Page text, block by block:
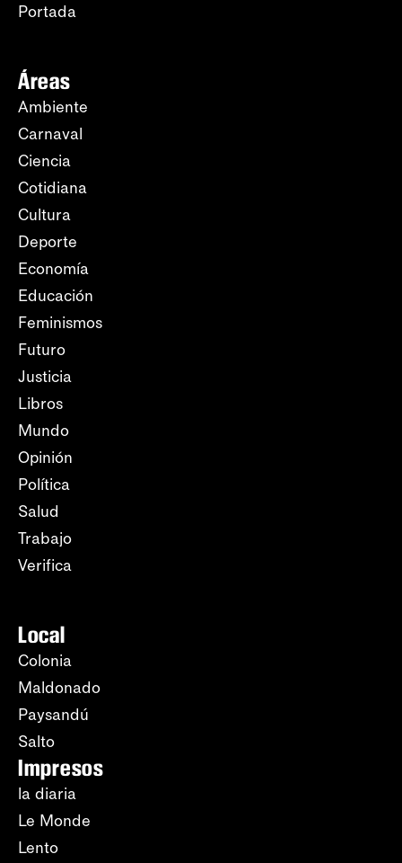
Portada
Áreas
Ambiente
Carnaval
Ciencia
Cotidiana
Cultura
Deporte
Economía
Educación
Feminismos
Futuro
Justicia
Libros
Mundo
Opinión
Política
Salud
Trabajo
Verifica
Local
Colonia
Maldonado
Paysandú
Salto
Impresos
la diaria
Le Monde
Lento